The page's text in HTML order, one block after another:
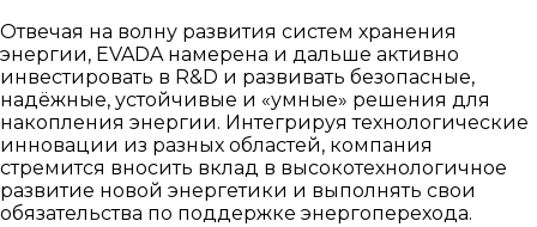
Отвечая на волну развития систем хранения
энергии, EVADA намерена и дальше активно
инвестировать в R&D и развивать безопасные,
надёжные, устойчивые и «умные» решения для
накопления энергии. Интегрируя технологические
инновации из разных областей, компания
стремится вносить вклад в высокотехнологичное
развитие новой энергетики и выполнять свои
обязательства по поддержке энергоперехода.